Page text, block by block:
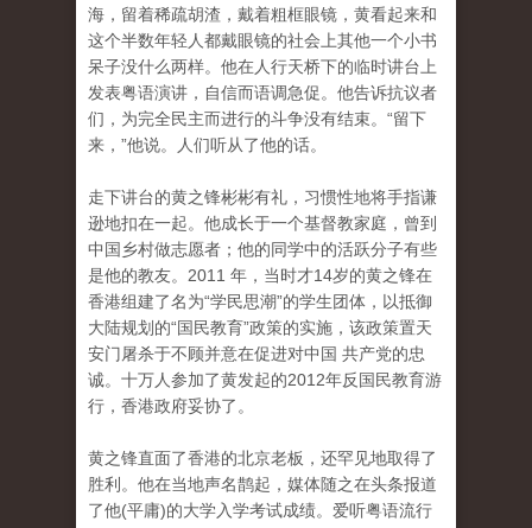
海，留着稀疏胡渣，戴着粗框眼镜，黄看起来和
这个半数年轻人都戴眼镜的社会上其他一个小书
呆子没什么两样。他在人行天桥下的临时讲台上
发表粤语演讲，自信而语调急促。他告诉抗议者
们，为完全民主而进行的斗争没有结束。“留下
来，”他说。人们听从了他的话。
走下讲台的黄之锋彬彬有礼，习惯性地将手指谦
逊地扣在一起。他成长于一个基督教家庭，曾到
中国乡村做志愿者；他的同学中的活跃分子有些
是他的教友。2011 年，当时才14岁的黄之锋在
香港组建了名为“学民思潮”的学生团体，以抵御
大陆规划的“国民教育”政策的实施，该政策置天
安门屠杀于不顾并意在促进对中国 共产党的忠
诚。十万人参加了黄发起的2012年反国民教育游
行，香港政府妥协了。
黄之锋直面了香港的北京老板，还罕见地取得了
胜利。他在当地声名鹊起，媒体随之在头条报道
了他(平庸)的大学入学考试成绩。爱听粤语流行